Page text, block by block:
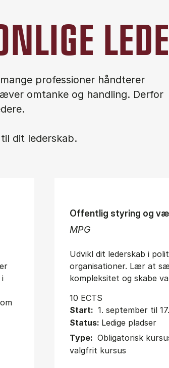
professioner håndterer
omtanke og handling. Derfor
dit lederskab.
i
MPG
Offentlig styring og
Udvikl dit lederskab i
organisationer. Lær at
kompleksitet og skabe
10 ECTS
Start: 1. september til
Status: Ledige pladser
Type: Obligatorisk
valgfrit kursus